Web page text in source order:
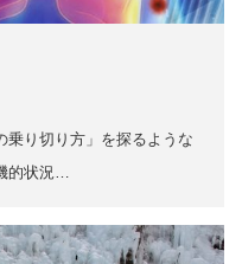
乗り切り方」を探るような
的状況…